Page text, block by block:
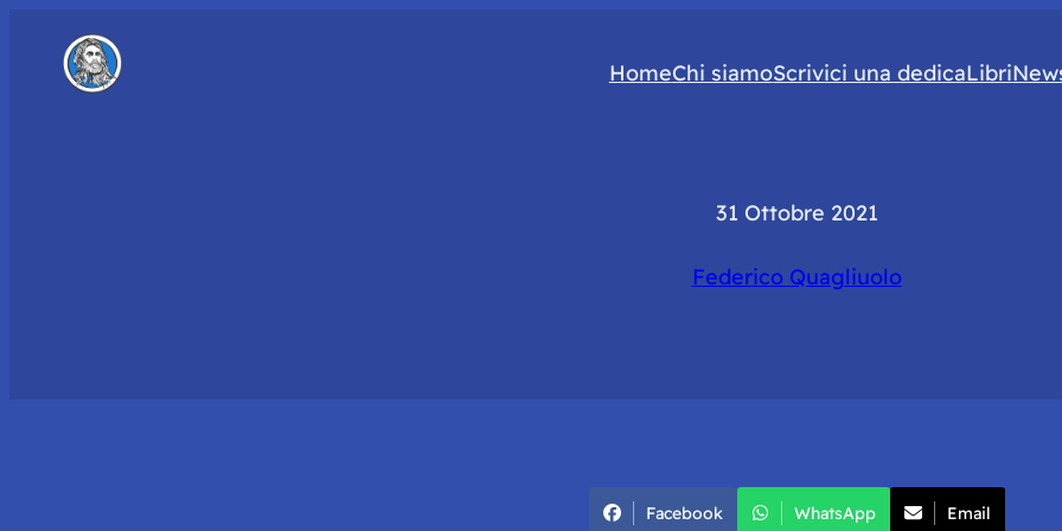
HomeChi siamoScrivici una dedicaLibri
31 Ottobre 2021
Federico Quagliuolo
Facebook WhatsApp Email